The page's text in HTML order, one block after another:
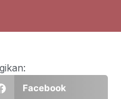
Facebook